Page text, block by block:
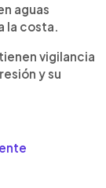
aguas
la costa.
vigilancia
y su